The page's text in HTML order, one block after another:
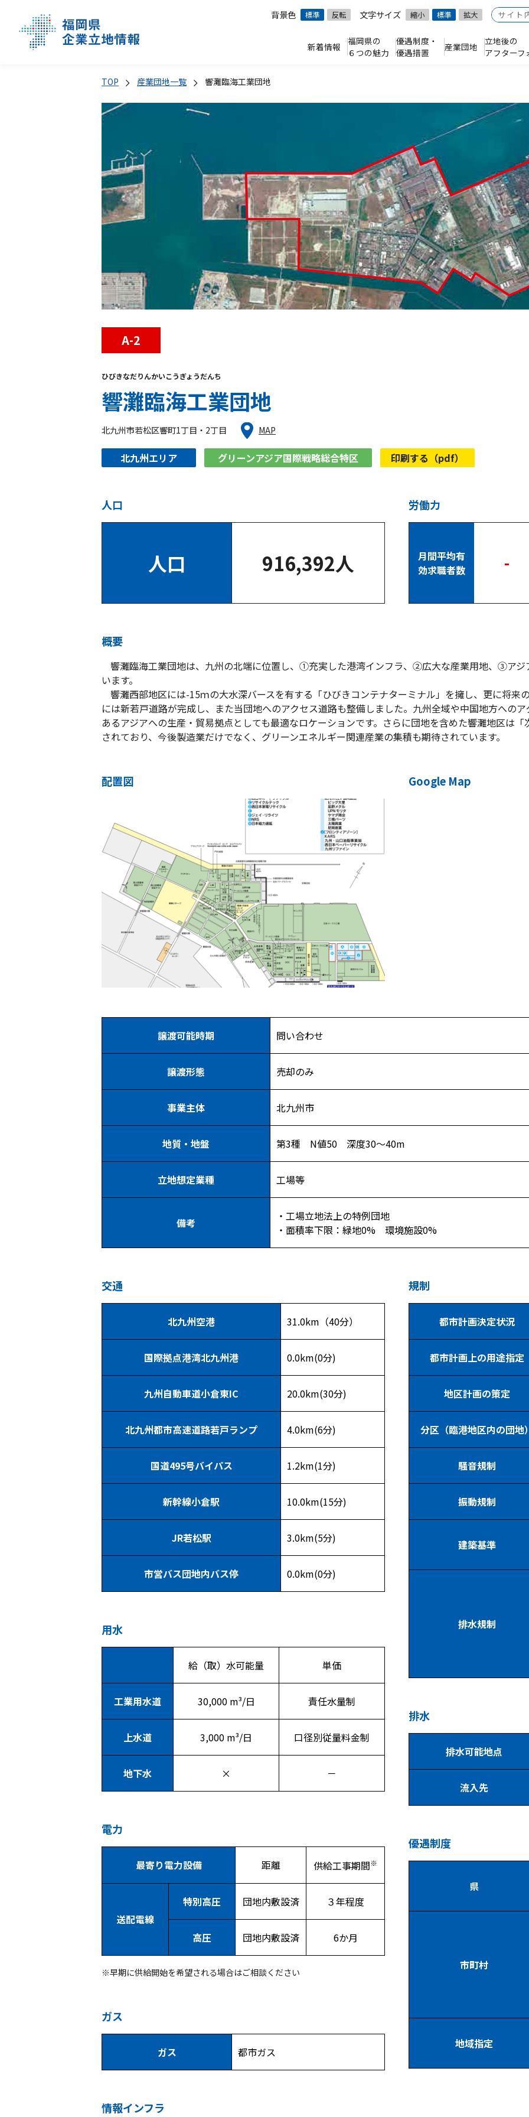
背景色 標準 反転 文字サイズ 縮小 標準 拡大
新着情報
福岡県の
６つの魅力
優遇制度・
優遇措置
産業団地
立地後の
アフターフ
TOP 産業団地一覧 響灘臨海工業団地
A-2
ひびきなだりんかいこうぎょうだんち
響灘臨海工業団地
北九州市若松区響町1丁目・2丁目 MAP
北九州エリア グリーンアジア国際戦略総合特区 印刷する（pdf）
人口
人口 916,392人
労働力
月間平均有
効求職者数
-
概要
響灘臨海工業団地は、九州の北端に位置し、①充実した港湾インフラ、②広大な産業用地、③アジ
います。
響灘西部地区には-15ｍの大水深バースを有する「ひびきコンテナターミナル」を擁し、更に将来
には新若戸道路が完成し、また当団地へのアクセス道路も整備しました。九州全域や中国地方への
あるアジアへの生産・貿易拠点としても最適なロケーションです。さらに団地を含めた響灘地区は
されており、今後製造業だけでなく、グリーンエネルギー関連産業の集積も期待されています。
配置図 Google Map
譲渡可能時期 問い合わせ
譲渡形態 売却のみ
事業主体 北九州市
地質・地盤 第3種 N値50 深度30～40m
立地想定業種 工場等
備考
・工場立地法上の特例団地
・面積率下限：緑地0% 環境施設0%
交通
北九州空港 31.0km（40分）
国際拠点港湾北九州港 0.0km(0分)
九州自動車道小倉東IC 20.0km(30分)
北九州都市高速道路若戸ランプ 4.0km(6分)
国道495号バイパス 1.2km(1分)
新幹線小倉駅 10.0km(15分)
JR若松駅 3.0km(5分)
市営バス団地内バス停 0.0km(0分)
用水
給（取）水可能量 単価
工業用水道 30,000 m³/日 責任水量制
上水道 3,000 m³/日 口径別従量料金制
地下水 × －
電力
最寄り電力設備 距離 供給工事期間※
送配電線
特別高圧 団地内敷設済 ３年程度
高圧 団地内敷設済 6か月
※早期に供給開始を希望される場合はご相談ください
ガス
ガス 都市ガス
情報インフラ
規制
都市計画決定状況
都市計画上の用途指定
地区計画の策定
分区（臨港地区内の団地）
騒音規制
振動規制
建築基準
排水規制
排水
排水可能地点
流入先
優遇制度
県
市町村
地域指定